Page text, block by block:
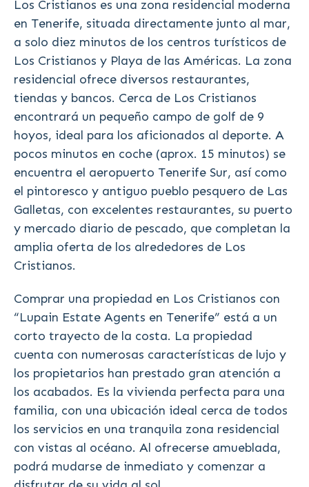
Los Cristianos es una zona residencial moderna
en Tenerife, situada directamente junto al mar,
a solo diez minutos de los centros turísticos de
Los Cristianos y Playa de las Américas. La zona
residencial ofrece diversos restaurantes,
tiendas y bancos. Cerca de Los Cristianos
encontrará un pequeño campo de golf de 9
hoyos, ideal para los aficionados al deporte. A
pocos minutos en coche (aprox. 15 minutos) se
encuentra el aeropuerto Tenerife Sur, así como
el pintoresco y antiguo pueblo pesquero de Las
Galletas, con excelentes restaurantes, su puerto
y mercado diario de pescado, que completan la
amplia oferta de los alrededores de Los
Cristianos.
Comprar una propiedad en Los Cristianos con
“Lupain Estate Agents en Tenerife” está a un
corto trayecto de la costa. La propiedad
cuenta con numerosas características de lujo y
los propietarios han prestado gran atención a
los acabados. Es la vivienda perfecta para una
familia, con una ubicación ideal cerca de todos
los servicios en una tranquila zona residencial
con vistas al océano. Al ofrecerse amueblada,
podrá mudarse de inmediato y comenzar a